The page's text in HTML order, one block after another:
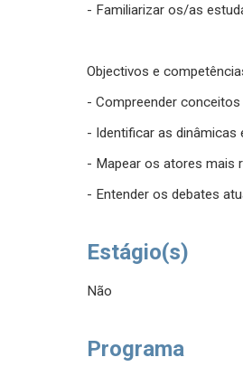
- Familiarizar os/as
Objectivos e
- Compreender
- Identificar as
- Mapear os atores mais
- Entender os debates
Estágio(s)
Não
Programa